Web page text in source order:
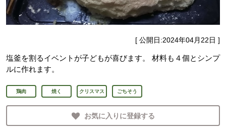
[ 公開日:2024年04月22日 ]
塩釜を割るイベントが子どもが喜びます。 材料も４個とシンプ
ルに作れます。
鶏肉 焼く クリスマス ごちそう
お気に入りに登録する